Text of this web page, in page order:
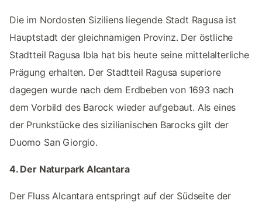
Die im Nordosten Siziliens liegende Stadt Ragusa ist
Hauptstadt der gleichnamigen Provinz. Der östliche
Stadtteil Ragusa Ibla hat bis heute seine mittelalterliche
Prägung erhalten. Der Stadtteil Ragusa superiore
dagegen wurde nach dem Erdbeben von 1693 nach
dem Vorbild des Barock wieder aufgebaut. Als eines
der Prunkstücke des sizilianischen Barocks gilt der
Duomo San Giorgio.
4. Der Naturpark Alcantara
Der Fluss Alcantara entspringt auf der Südseite der